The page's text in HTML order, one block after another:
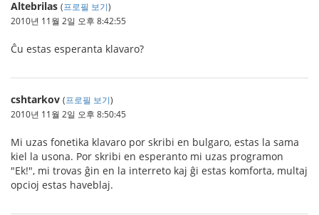
Altebrilas (프로필 보기)
2010년 11월 2일 오후 8:42:55
Ĉu estas esperanta klavaro?
cshtarkov (프로필 보기)
2010년 11월 2일 오후 8:50:45
Mi uzas fonetika klavaro por skribi en bulgaro, estas la sama
kiel la usona. Por skribi en esperanto mi uzas programon
"Ek!", mi trovas ĝin en la interreto kaj ĝi estas komforta, multaj
opcioj estas haveblaj.